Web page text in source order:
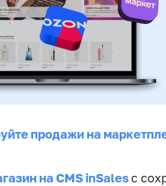
продажи на
на CMS inSales с